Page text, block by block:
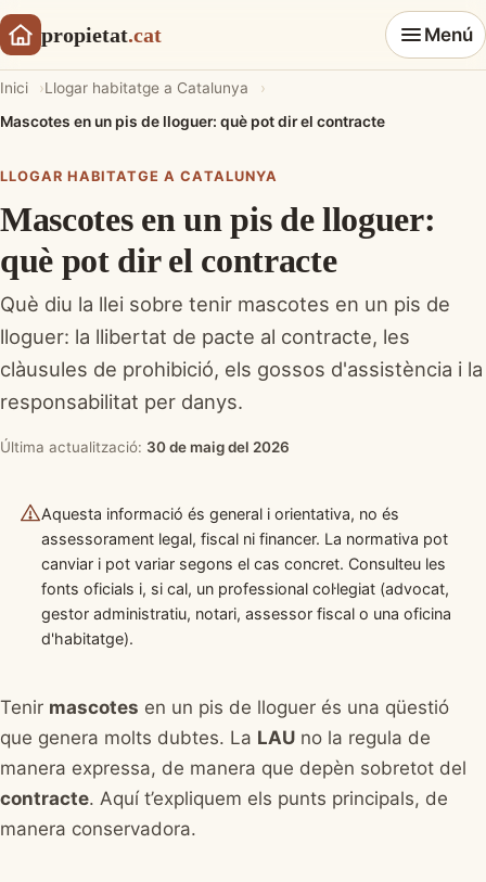
propietat.cat Menú
Inici
Llogar habitatge a Catalunya
Mascotes en un pis de lloguer: què pot dir el contracte
LLOGAR HABITATGE A CATALUNYA
Mascotes en un pis de lloguer:
què pot dir el contracte
Què diu la llei sobre tenir mascotes en un pis de
lloguer: la llibertat de pacte al contracte, les
clàusules de prohibició, els gossos d'assistència i la
responsabilitat per danys.
Última actualització: 30 de maig del 2026
Aquesta informació és general i orientativa, no és
assessorament legal, fiscal ni financer. La normativa pot
canviar i pot variar segons el cas concret. Consulteu les
fonts oficials i, si cal, un professional col·legiat (advocat,
gestor administratiu, notari, assessor fiscal o una oficina
d'habitatge).
Tenir mascotes en un pis de lloguer és una qüestió
que genera molts dubtes. La LAU no la regula de
manera expressa, de manera que depèn sobretot del
contracte. Aquí t’expliquem els punts principals, de
manera conservadora.